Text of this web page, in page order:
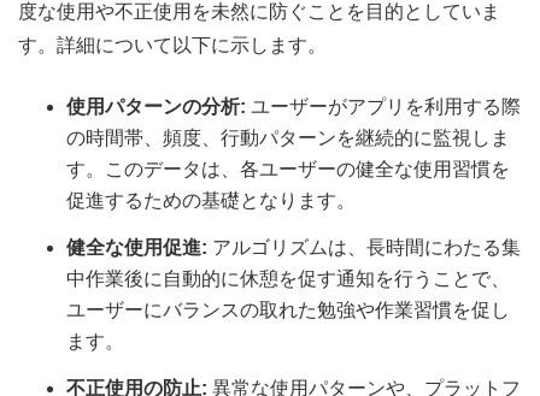
度な使用や不正使用を未然に防ぐことを目的としていま
す。詳細について以下に示します。
使用パターンの分析: ユーザーがアプリを利用する際
の時間帯、頻度、行動パターンを継続的に監視しま
す。このデータは、各ユーザーの健全な使用習慣を
促進するための基礎となります。
健全な使用促進: アルゴリズムは、長時間にわたる集
中作業後に自動的に休憩を促す通知を行うことで、
ユーザーにバランスの取れた勉強や作業習慣を促し
ます。
不正使用の防止: 異常な使用パターンや、プラットフ